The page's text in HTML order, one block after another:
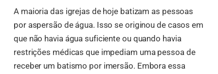
A maioria das igrejas de hoje batizam as pessoas
por aspersão de água. Isso se originou de casos em
que não havia água suficiente ou quando havia
restrições médicas que impediam uma pessoa de
receber um batismo por imersão. Embora essa